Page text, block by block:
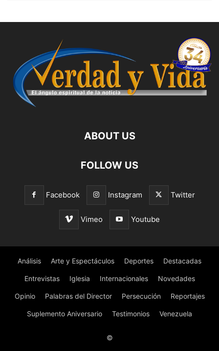
ABOUT US
FOLLOW US
Facebook Instagram Twitter
Vimeo Youtube
Análisis Arte y Espectáculos Deportes Destacadas
Entrevistas Iglesia Internacionales Novedades
Opinio Palabras del Director Persecución Reportajes
Suplemento Aniversario Testimonios Venezuela
©